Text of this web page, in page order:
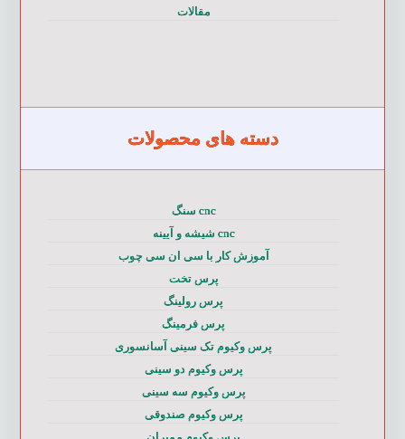
مقالات
دسته های محصولات
cnc سنگ
cnc شیشه و آیینه
آموزش کار با سی ان سی چوب
پرس تخت
پرس رولینگ
پرس فرمینگ
پرس وکیوم تک سینی آسانسوری
پرس وکیوم دو سینی
پرس وکیوم سه سینی
پرس وکیوم صندوقی